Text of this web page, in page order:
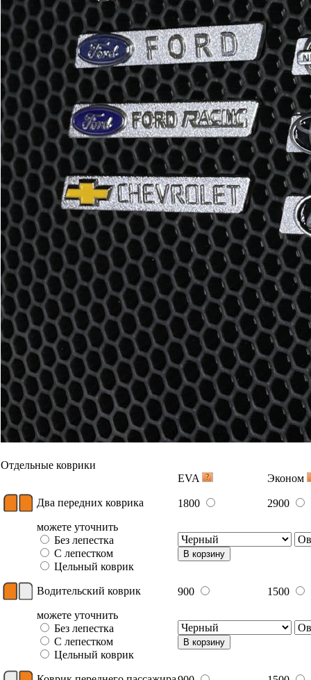
Отдельные коврики
EVA
Эконом
Два передних коврика 1800
2900
можете уточнить
Без лепестка
С лепестком
Цельный коврик
В корзину
Водительский коврик 900
1500
можете уточнить
Без лепестка
С лепестком
Цельный коврик
В корзину